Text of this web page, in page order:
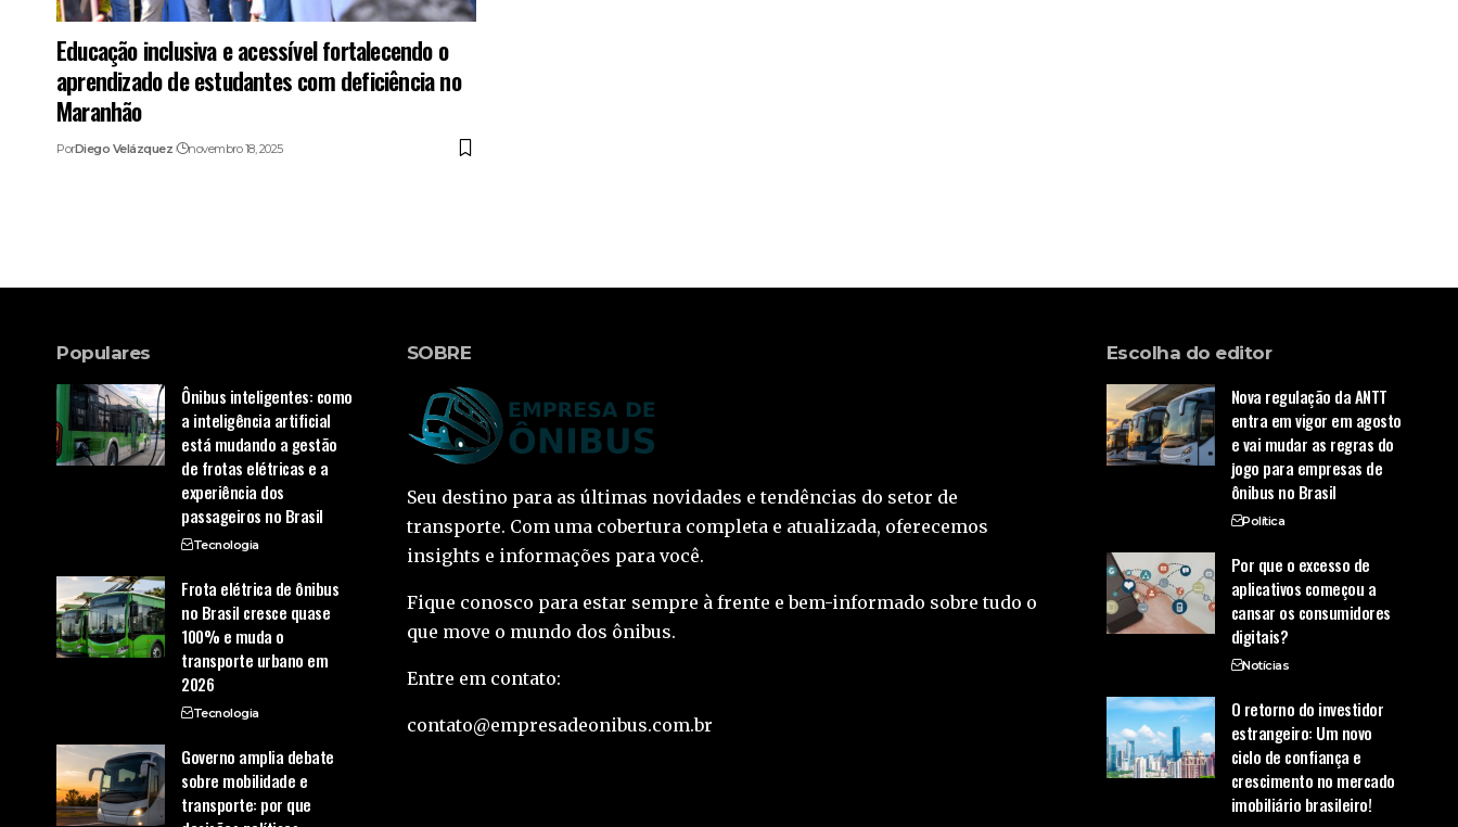
Educação inclusiva e acessível fortalecendo o
aprendizado de estudantes com deficiência no
Maranhão
PorDiego Velázquez novembro 18, 2025
Populares
Ônibus inteligentes: como
a inteligência artificial
está mudando a gestão
de frotas elétricas e a
experiência dos
passageiros no Brasil
Tecnologia
Frota elétrica de ônibus
no Brasil cresce quase
100% e muda o
transporte urbano em
2026
Tecnologia
Governo amplia debate
sobre mobilidade e
transporte: por que
SOBRE
Seu destino para as últimas novidades e tendências do setor de
transporte. Com uma cobertura completa e atualizada, oferecemos
insights e informações para você.
Fique conosco para estar sempre à frente e bem-informado sobre tudo o
que move o mundo dos ônibus.
Entre em contato:
contato@empresadeonibus.com.br
Escolha do editor
Nova regulação da ANTT
entra em vigor em agosto
e vai mudar as regras do
jogo para empresas de
ônibus no Brasil
Política
Por que o excesso de
aplicativos começou a
cansar os consumidores
digitais?
Notícias
O retorno do investidor
estrangeiro: Um novo
ciclo de confiança e
crescimento no mercado
imobiliário brasileiro!